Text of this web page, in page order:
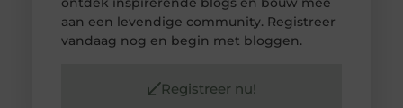
aan een levendige community. Registreer
vandaag nog en begin met bloggen.
Registreer nu!